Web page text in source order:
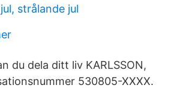
strålande jul
du dela ditt liv KARLSSON,
530805-XXXX.